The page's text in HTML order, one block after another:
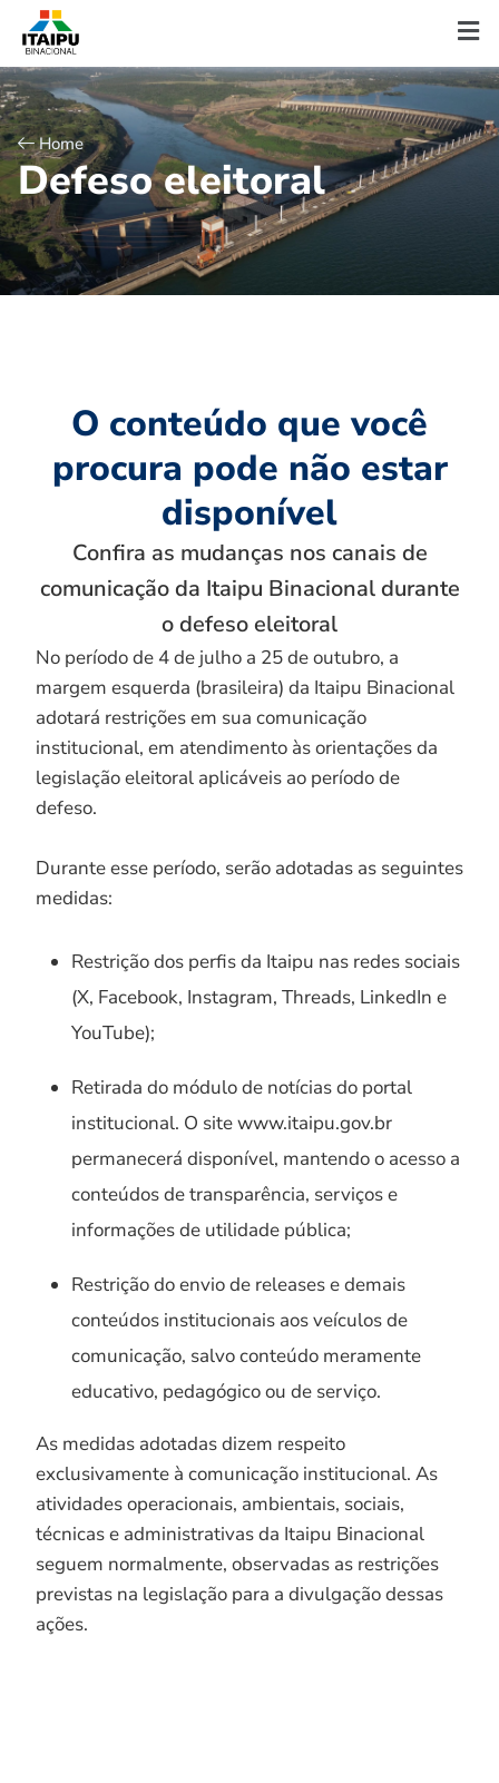
Home
Defeso eleitoral
O conteúdo que você
procura pode não estar
disponível
Confira as mudanças nos canais de
comunicação da Itaipu Binacional durante
o defeso eleitoral
No período de 4 de julho a 25 de outubro, a
margem esquerda (brasileira) da Itaipu Binacional
adotará restrições em sua comunicação
institucional, em atendimento às orientações da
legislação eleitoral aplicáveis ao período de
defeso.
Durante esse período, serão adotadas as seguintes
medidas:
Restrição dos perfis da Itaipu nas redes sociais
(X, Facebook, Instagram, Threads, LinkedIn e
YouTube);
Retirada do módulo de notícias do portal
institucional. O site www.itaipu.gov.br
permanecerá disponível, mantendo o acesso a
conteúdos de transparência, serviços e
informações de utilidade pública;
Restrição do envio de releases e demais
conteúdos institucionais aos veículos de
comunicação, salvo conteúdo meramente
educativo, pedagógico ou de serviço.
As medidas adotadas dizem respeito
exclusivamente à comunicação institucional. As
atividades operacionais, ambientais, sociais,
técnicas e administrativas da Itaipu Binacional
seguem normalmente, observadas as restrições
previstas na legislação para a divulgação dessas
ações.